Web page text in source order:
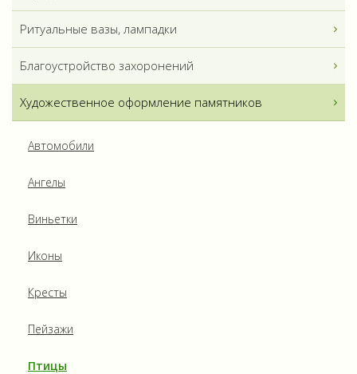
Ритуальные вазы, лампадки
Благоустройство захоронений
Художественное оформление памятников
Автомобили
Ангелы
Виньетки
Иконы
Кресты
Пейзажи
Птицы